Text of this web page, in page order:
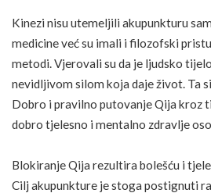
Kinezi nisu utemeljili akupunkturu
medicine već su imali i filozofski
metodi. Vjerovali su da je ljudsko
nevidljivom silom koja daje život. Ta
Dobro i pravilno putovanje Qija kroz
dobro tjelesno i mentalno zdravlje
Blokiranje Qija rezultira bolešću i
Cilj akupunkture je stoga postignuti